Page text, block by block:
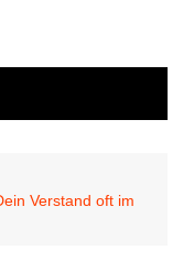
Verstand oft im